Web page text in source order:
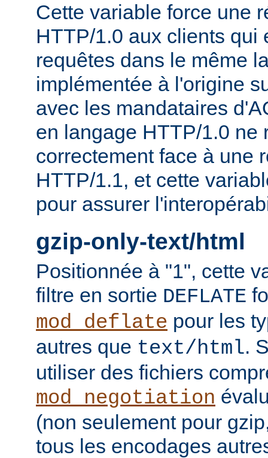
Cette variable force une
HTTP/1.0 aux clients qui
requêtes dans le même
implémentée à l'origine
avec les mandataires
en langage HTTP/1.0 ne
correctement face à une
HTTP/1.1, et cette
pour assurer
gzip-only-text/html
Positionnée à "1", cette
filtre en sortie DEFLATE
mod_deflate pour les
autres que text/html.
utiliser des fichiers
mod_negotiation
(non seulement pour
tous les encodages